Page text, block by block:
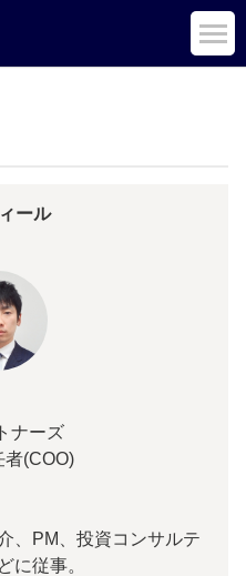
ール
ナーズ
者(COO)
、PM、投資コンサルテ
に従事。